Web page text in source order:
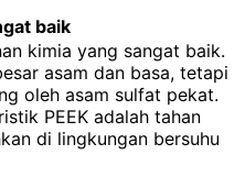
baik
kimia yang sangat baik.
asam dan basa, tetapi
oleh asam sulfat pekat.
PEEK adalah tahan
di lingkungan bersuhu